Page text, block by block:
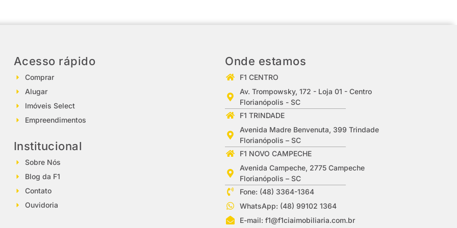
Acesso rápido
Comprar
Alugar
Imóveis Select
Empreendimentos
Institucional
Sobre Nós
Blog da F1
Contato
Ouvidoria
Onde estamos
F1 CENTRO
Av. Trompowsky, 172 - Loja 01 - Centro
Florianópolis - SC
F1 TRINDADE
Avenida Madre Benvenuta, 399 Trindade
Florianópolis – SC
F1 NOVO CAMPECHE
Avenida Campeche, 2775 Campeche
Florianópolis – SC
Fone: (48) 3364-1364
WhatsApp: (48) 99102 1364
E-mail: f1@f1ciaimobiliaria.com.br